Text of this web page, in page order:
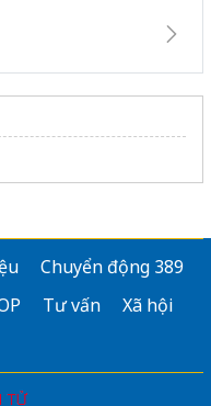
Chuyển động 389
Tư vấn
Xã hội